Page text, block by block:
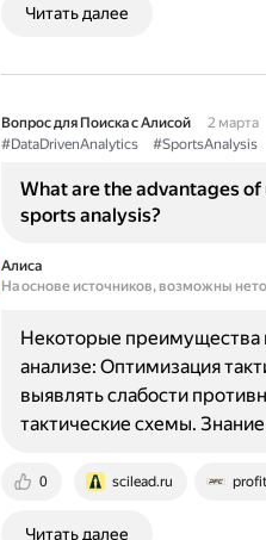
Читать далее
Вопрос для Поиска с Алисой
2 марта
#DataDrivenAnalytics
#SportsAnalysis
What are the advantages
sports analysis?
Алиса
На основе источников, возможны
0 scilead.ru
Некоторые преимущества
анализе: Оптимизация
выявлять слабости
тактические схемы.
Читать далее